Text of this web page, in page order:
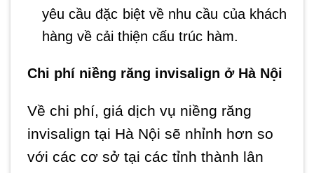
yêu cầu đặc biệt về nhu cầu của khách
hàng về cải thiện cấu trúc hàm.
Chi phí niềng răng invisalign ở Hà Nội
Về chi phí, giá dịch vụ niềng răng
invisalign tại Hà Nội sẽ nhỉnh hơn so
với các cơ sở tại các tỉnh thành lân